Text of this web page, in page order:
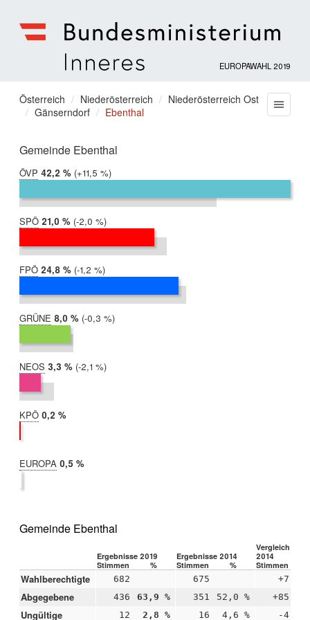
für
Inneres
EUROPAWAHL 2019
Sie
befinden
hier:
Österreich Niederösterreich
Niederösterreich Ost
Gänserndorf
Ebenthal
Gemeinde Ebenthal
ÖVP 2019:
42,2 %
2014:
30,7 %
Differenz:
+11,5 %
SPÖ 2019:
21,0 %
2014:
23,0 %
Differenz:
-2,0 %
FPÖ 2019:
24,8 %
2014:
26,0 %
Differenz:
-1,2 %
GRÜNE 2019:
8,0 %
2014:
8,4 %
Differenz:
-0,3 %
NEOS 2019:
3,3 %
2014:
5,4 %
Differenz:
-2,1 %
KPÖ 2019:
0,2 %
EUROPA 2019:
0,5 %
Gemeinde Ebenthal
Ergebnisse 2019 Ergebnisse 2014
Vergleich
2014
Stimmen
% Stimmen % Stimmen
Wahlberechtigte 682 675 +7
Abgegebene 436 63,9 % 351 52,0 % +85
Ungültige 12 2,8 % 16 4,6 % -4